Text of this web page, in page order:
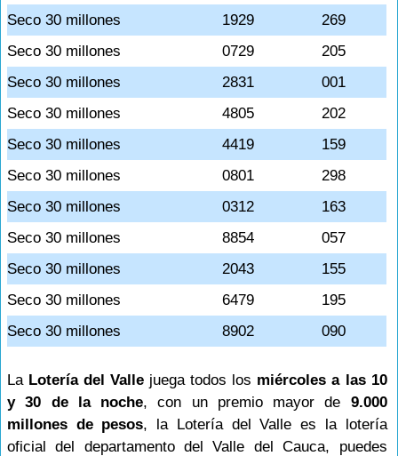
Seco 30 millones
1929
269
Seco 30 millones
0729
205
Seco 30 millones
2831
001
Seco 30 millones
4805
202
Seco 30 millones
4419
159
Seco 30 millones
0801
298
Seco 30 millones
0312
163
Seco 30 millones
8854
057
Seco 30 millones
2043
155
Seco 30 millones
6479
195
Seco 30 millones
8902 090
La Lotería del Valle juega todos los miércoles a las 10
y 30 de la noche, con un premio mayor de 9.000
millones de pesos, la Lotería del Valle es la lotería
oficial del departamento del Valle del Cauca, puedes